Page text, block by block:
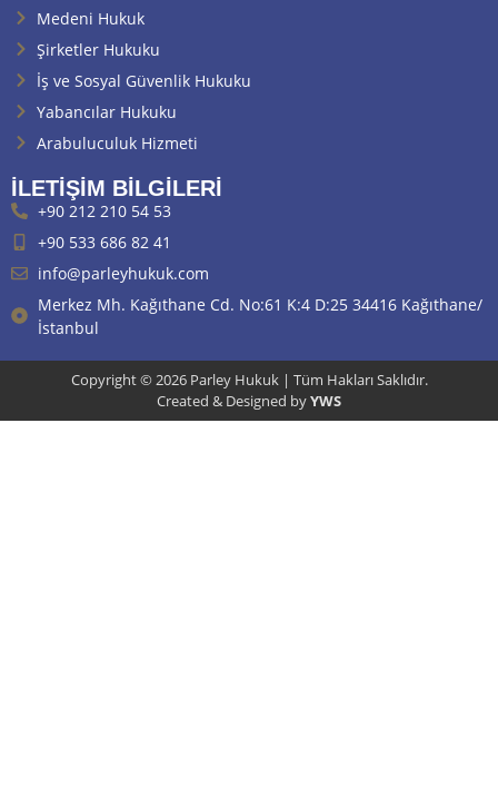
Medeni Hukuk
Şirketler Hukuku
İş ve Sosyal Güvenlik Hukuku
Yabancılar Hukuku
Arabuluculuk Hizmeti
İLETIŞIM BILGILERI
+90 212 210 54 53
+90 533 686 82 41
info@parleyhukuk.com
Merkez Mh. Kağıthane Cd. No:61 K:4 D:25 34416 Kağıthane/
İstanbul
Copyright © 2026 Parley Hukuk | Tüm Hakları Saklıdır.
Created & Designed byYWS